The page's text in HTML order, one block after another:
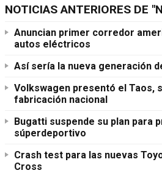
NOTICIAS ANTERIORES DE
Anuncian primer corredor
autos eléctricos
Así sería la nueva generación
Volkswagen presentó el Taos,
fabricación nacional
Bugatti suspende su plan para
súperdeportivo
Crash test para las nuevas
Cross